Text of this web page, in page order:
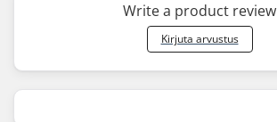
Write a product review
Kirjuta arvustus